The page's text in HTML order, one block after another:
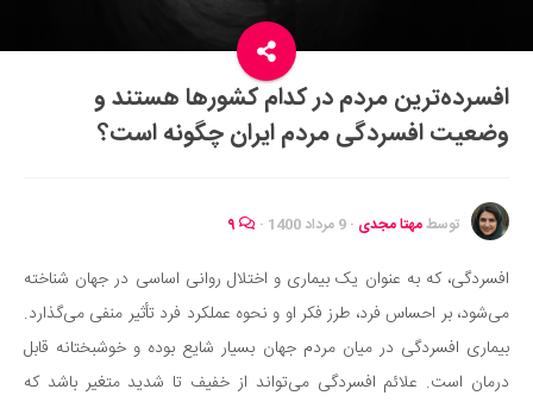
سفر و گردشگری
ایران گردی
جهان گردی
موفقیت و مهارت‌های فردی
سلامت
تغذیه سالم
بهداشت
بیماری و درمان
افسرده‌ترین مردم در کدام کشورها هستند و
وضعیت افسردگی مردم ایران چگونه است؟
توسطمهتا مجدی · 9 مرداد 1400 ·
افسردگی، که به عنوان یک بیماری و اختلال روانی اساسی در جهان شناخته
می‌شود، بر احساس فرد، طرز فکر او و نحوه عملکرد فرد تأثیر منفی می‌گذارد.
بیماری افسردگی در میان مردم جهان بسیار شایع بوده و خوشبختانه قابل
درمان است. علائم افسردگی می‌تواند از خفیف تا شدید متغیر باشد که